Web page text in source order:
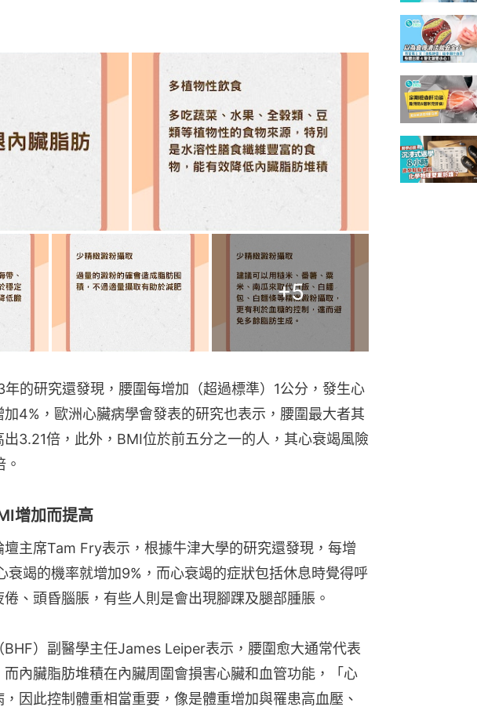
+5
年的研究還發現，腰圍每增加（超過標準）1公分，發生心
4%，歐洲心臟病學會發表的研究也表示，腰圍最大者其
3.21倍，此外，BMI位於前五分之一的人，其心衰竭風險
增加而提高
主席Tam Fry表示，根據牛津大學的研究還發現，每增
衰竭的機率就增加9%，而心衰竭的症狀包括休息時覺得呼
、頭昏腦脹，有些人則是會出現腳踝及腿部腫脹。
）副醫學主任James Leiper表示，腰圍愈大通常代表
內臟脂肪堆積在內臟周圍會損害心臟和血管功能，「心
因此控制體重相當重要，像是體重增加與罹患高血壓、